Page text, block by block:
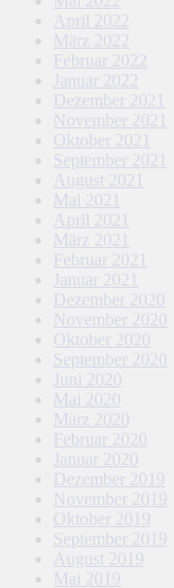
April 2022
März 2022
Februar 2022
Januar 2022
Dezember 2021
November 2021
Oktober 2021
September 2021
August 2021
Mai 2021
April 2021
März 2021
Februar 2021
Januar 2021
Dezember 2020
November 2020
Oktober 2020
September 2020
Juni 2020
Mai 2020
März 2020
Februar 2020
Januar 2020
Dezember 2019
November 2019
Oktober 2019
September 2019
August 2019
Mai 2019